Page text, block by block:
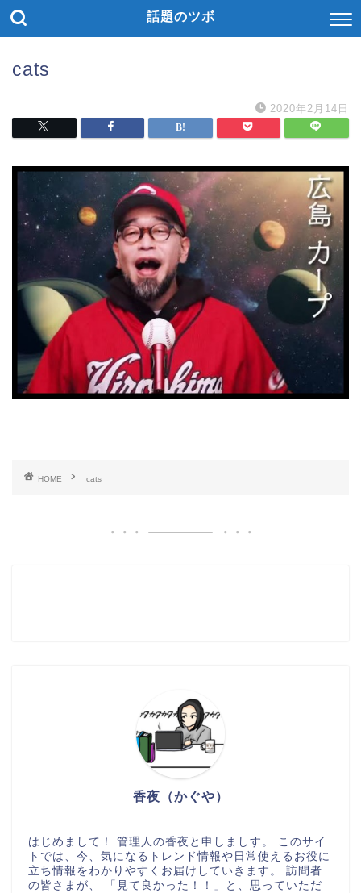
話題のツボ
cats
2020年2月14日
HOME cats
香夜（かぐや）
はじめまして！ 管理人の香夜と申しましす。 このサイ
トでは、今、気になるトレンド情報や日常使えるお役に
立ち情報をわかりやすくお届けしていきます。 訪問者
の皆さまが、 「見て良かった！！」と、思っていただ